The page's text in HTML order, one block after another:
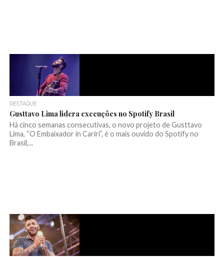
DESTAQUE
Gusttavo Lima lidera execuções no Spotify Brasil
Há cinco semanas consecutivas, o novo projeto de Gusttavo
Lima, “O Embaixador in Cariri”, é o mais ouvido do Spotify no
Brasil,...